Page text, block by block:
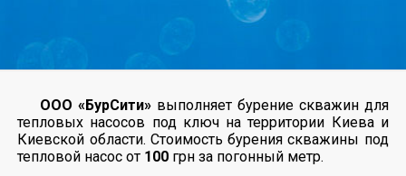
ООО «БурСити» выполняет бурение скважин для
тепловых насосов под ключ на территории Киева и
Киевской области. Стоимость бурения скважины под
тепловой насос от 100 грн за погонный метр.